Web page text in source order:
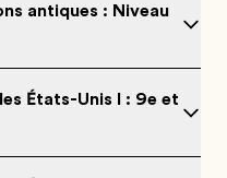
antiques : Niveau
États-Unis I : 9e et